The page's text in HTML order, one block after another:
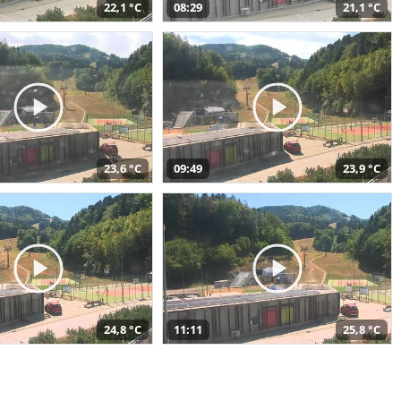
22,1 °C 08:29 21,1 °C
23,6 °C 09:49 23,9 °C
24,8 °C 11:11 25,8 °C